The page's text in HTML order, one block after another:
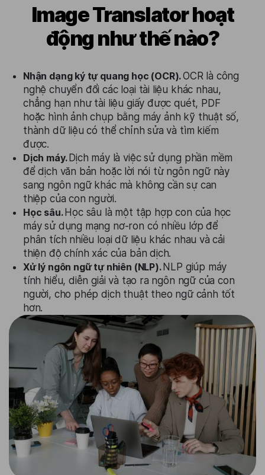
Image Translator hoạt
động như thế nào?
Nhận dạng ký tự quang học (OCR).OCR là công
nghệ chuyển đổi các loại tài liệu khác nhau,
chẳng hạn như tài liệu giấy được quét, PDF
hoặc hình ảnh chụp bằng máy ảnh kỹ thuật số,
thành dữ liệu có thể chỉnh sửa và tìm kiếm
được.
Dịch máy. Dịch máy là việc sử dụng phần mềm
để dịch văn bản hoặc lời nói từ ngôn ngữ này
sang ngôn ngữ khác mà không cần sự can
thiệp của con người.
Học sâu. Học sâu là một tập hợp con của học
máy sử dụng mạng nơ-ron có nhiều lớp để
phân tích nhiều loại dữ liệu khác nhau và cải
thiện độ chính xác của bản dịch.
Xử lý ngôn ngữ tự nhiên (NLP). NLP giúp máy
tính hiểu, diễn giải và tạo ra ngôn ngữ của con
người, cho phép dịch thuật theo ngữ cảnh tốt
hơn.